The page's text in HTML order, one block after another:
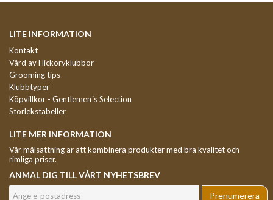
LITE INFORMATION
Kontakt
Vård av Hickoryklubbor
Grooming tips
Klubbtyper
Köpvillkor - Gentlemen´s Selection
Storlekstabeller
LITE MER INFORMATION
Vår målsättning är att kombinera produkter med bra kvalitet och
rimliga priser.
ANMÄL DIG TILL VÅRT NYHETSBREV
Prenumerera